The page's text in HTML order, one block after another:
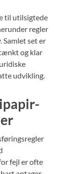
til utilsigtede
regler
set er
og klar
udvikling.
fejl er ofte